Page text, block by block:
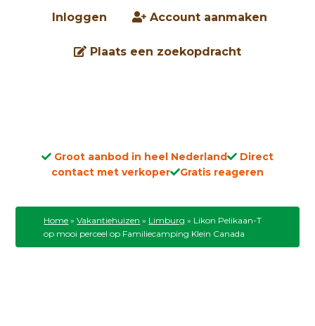
Inloggen Account aanmaken
Plaats een zoekopdracht
Groot aanbod in heel Nederland
Direct
contact met verkoper
Gratis reageren
Home »Vakantiehuizen » Limburg » Likon Pelikaan-T
op mooi perceel op Familiecamping Klein Canada